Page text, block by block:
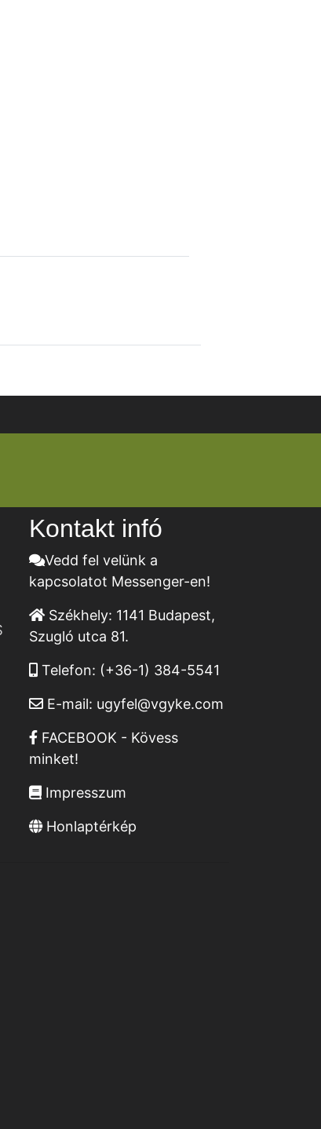
Kontakt infó
Vedd fel velünk a
kapcsolatot Messenger-en!
Székhely: 1141 Budapest,
Szugló utca 81.
Telefon: (+36-1) 384-5541
E-mail: ugyfel@vgyke.com
FACEBOOK - Kövess
minket!
Impresszum
Honlaptérkép